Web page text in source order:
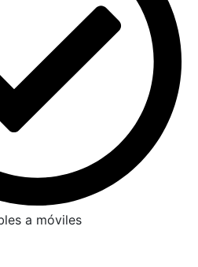
a móviles